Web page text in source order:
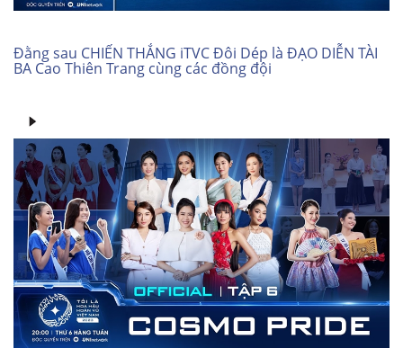
Đằng sau CHIẾN THẮNG iTVC Đôi Dép là ĐẠO DIỄN TÀI
BA Cao Thiên Trang cùng các đồng đội